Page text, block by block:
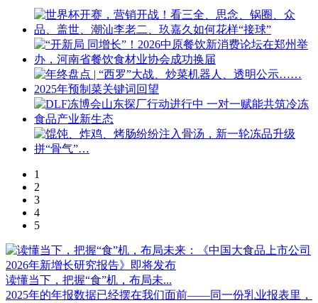
1
2
3
4
5
读懂当下，把握“食”机，布局未...
2025年的年报数据已经摆在我们面前——同一份乳业报表里，